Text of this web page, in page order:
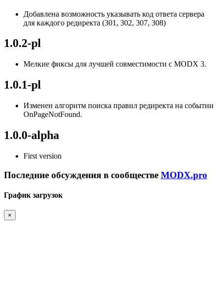
Добавлена возможность указывать код ответа сервера
для каждого редиректа (301, 302, 307, 308)
1.0.2-pl
Мелкие фиксы для лучшей совместимости с MODX 3.
1.0.1-pl
Изменен алгоритм поиска правил редиректа на событии
OnPageNotFound.
1.0.0-alpha
First version
Последние обсуждения в сообществе MODX.pro
График загрузок
×